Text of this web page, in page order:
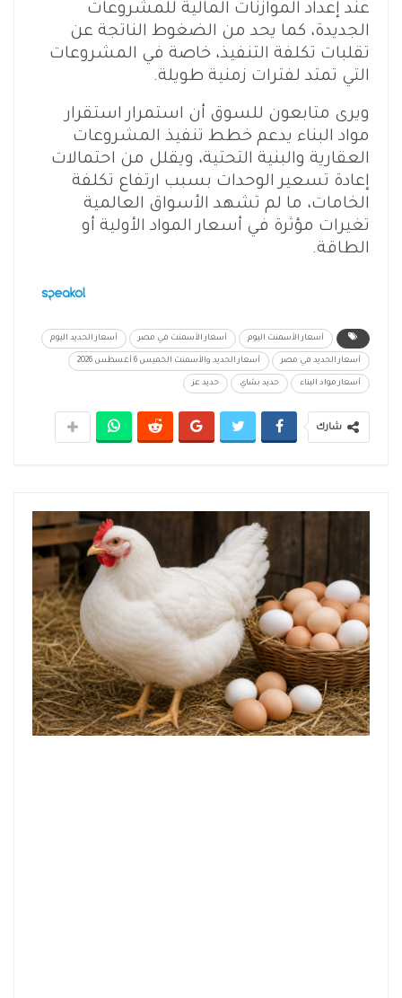
عند إعداد الموازنات المالية للمشروعات
الجديدة، كما يحد من الضغوط الناتجة عن
تقلبات تكلفة التنفيذ، خاصة في المشروعات
التي تمتد لفترات زمنية طويلة.
ويرى متابعون للسوق أن استمرار استقرار
مواد البناء يدعم خطط تنفيذ المشروعات
العقارية والبنية التحتية، ويقلل من احتمالات
إعادة تسعير الوحدات بسبب ارتفاع تكلفة
الخامات، ما لم تشهد الأسواق العالمية
تغيرات مؤثرة في أسعار المواد الأولية أو
الطاقة.
أسعار الأسمنت اليوم أسعار الأسمنت في مصر أسعار الحديد اليوم
أسعار الحديد في مصر أسعار الحديد والأسمنت الخميس 6 أغسطس 2026
أسعار مواد البناء حديد بشاي حديد عز
شارك